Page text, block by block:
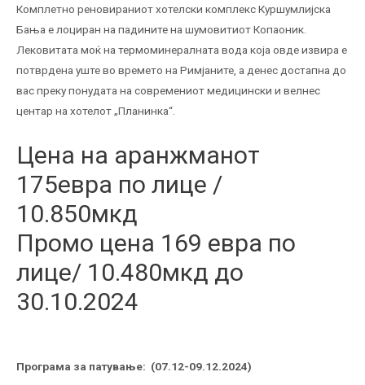
Комплетно реновираниот хотелски комплекс Куршумлијска
Бања е лоциран на падините на шумовитиот Копаоник.
Лековитата моќ на термоминералната вода која овде извира е
потврдена уште во времето на Римјаните, а денес достапна до
вас преку понудата на современиот медицински и велнес
центар на хотелот „Планинка“.
Цена на аранжманот
175евра по лице /
10.850мкд
Промо цена 169 евра по
лице/ 10.480мкд до
30.10.2024
Програма за патување: (07.12-09.12.2024)